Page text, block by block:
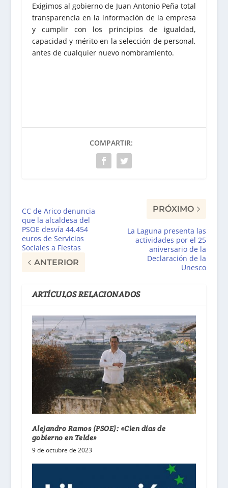
Exigimos al gobierno de Juan Antonio Peña total
transparencia en la información de la empresa
y cumplir con los principios de igualdad,
capacidad y mérito en la selección de personal,
antes de cualquier nuevo nombramiento.
COMPARTIR:
CC de Arico denuncia
que la alcaldesa del
PSOE desvía 44.454
euros de Servicios
Sociales a Fiestas
ANTERIOR
PRÓXIMO
La Laguna presenta las
actividades por el 25
aniversario de la
Declaración de la
Unesco
ARTÍCULOS RELACIONADOS
Alejandro Ramos (PSOE): «Cien días de
gobierno en Telde»
9 de octubre de 2023